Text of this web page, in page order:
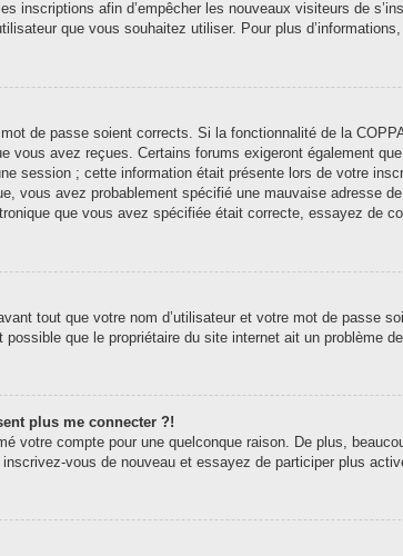
inscriptions afin d’empêcher les nouveaux visiteurs de
que vous souhaitez utiliser. Pour plus
de passe soient corrects. Si la fonctionnalité de la
vous avez reçues. Certains forums exigeront également
session ; cette information était présente lors de votre
vous avez probablement spécifié une mauvaise adresse
que vous avez spécifiée était correcte, essayez de
tout que votre nom d’utilisateur et votre mot de passe
que le propriétaire du site internet ait un problème
plus me connecter ?!
votre compte pour une quelconque raison. De plus,
vous de nouveau et essayez de participer plus